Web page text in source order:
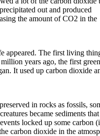
out and produced
the amount of CO2 in the
appeared. The first living
years ago, the first
It used up carbon dioxide
in rocks as fossils,
became sediments
locked up some carbon
carbon dioxide in the